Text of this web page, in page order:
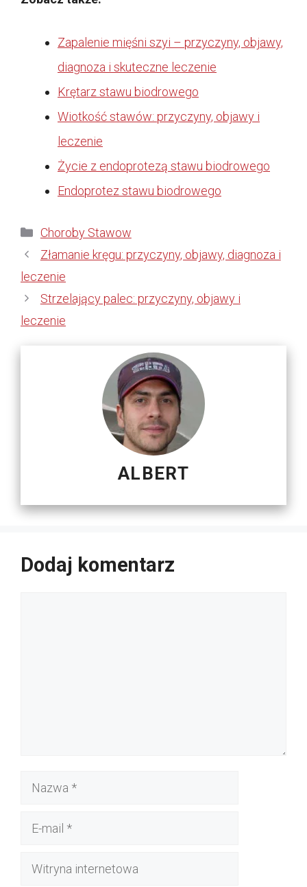
Zapalenie mięśni szyi – przyczyny, objawy,
diagnoza i skuteczne leczenie
Krętarz stawu biodrowego
Wiotkość stawów: przyczyny, objawy i
leczenie
Życie z endoprotezą stawu biodrowego
Endoprotez stawu biodrowego
Kategorie
Choroby Stawow
Złamanie kręgu: przyczyny, objawy, diagnoza i
leczenie
Strzelający palec: przyczyny, objawy i
leczenie
ALBERT
Dodaj komentarz
Nazwa
Witryna